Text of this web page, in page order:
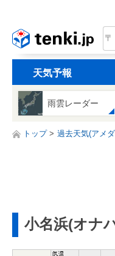
天気予報
雨雲レーダー
トップ 過去天気(アメ
小名浜(オナ